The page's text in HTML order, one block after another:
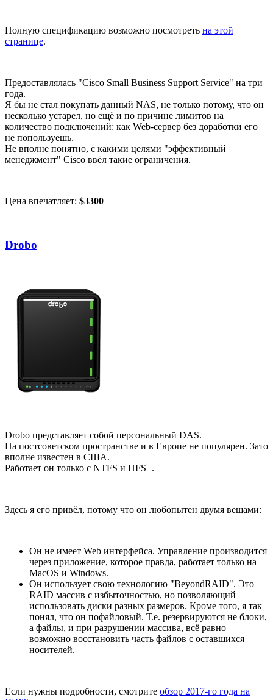
Полную спецификацию возможно посмотреть на этой
странице.
Предоставлялась "Cisco Small Business Support Service" на три
года.
Я бы не стал покупать данный NAS, не только потому, что он
несколько устарел, но ещё и по причине лимитов на
количество подключений: как Web-сервер без доработки его
не попользуешь.
Не вполне понятно, с какими целями "эффективный
менеджмент" Cisco ввёл такие ограничения.
Цена впечатляет: $3300
Drobo
Drobo представляет собой персональный DAS.
На постсоветском пространстве и в Европе не популярен. Зато
вполне известен в США.
Работает он только с NTFS и HFS+.
Здесь я его привёл, потому что он любопытен двумя вещами:
Он не имеет Web интерфейса. Управление производится
через приложение, которое правда, работает только на
MacOS и Windows.
Он использует свою технологию "BeyondRAID". Это
RAID массив с избыточностью, но позволяющий
использовать диски разных размеров. Кроме того, я так
понял, что он пофайловый. Т.е. резервируются не блоки,
а файлы, и при разрушении массива, всё равно
возможно восстановить часть файлов с оставшихся
носителей.
Если нужны подробности, смотрите обзор 2017-го года на